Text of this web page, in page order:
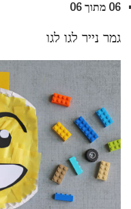
06 מתוך 06
גמר נייר לגו לגו